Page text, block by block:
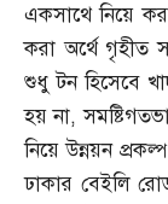
একসাথে নিয়ে
করা অর্থে গৃহীত
শুধু টন হিসেবে
হয় না,
নিয়ে উন্নয়ন
ঢাকার বেইলি